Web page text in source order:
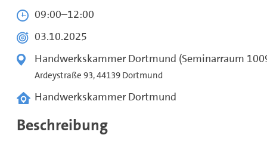
09:00–12:00
03.10.2025
Handwerkskammer Dortmund (Seminarraum
Ardeystraße 93, 44139 Dortmund
Handwerkskammer Dortmund
Beschreibung